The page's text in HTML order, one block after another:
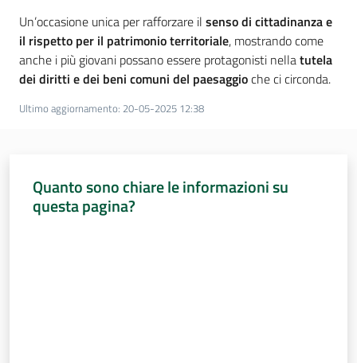
Un’occasione unica per rafforzare il senso di cittadinanza e
il rispetto per il patrimonio territoriale, mostrando come
anche i più giovani possano essere protagonisti nellatutela
dei diritti e dei beni comuni del paesaggioche ci circonda.
Ultimo aggiornamento: 20-05-2025 12:38
Quanto sono chiare le informazioni su
questa pagina?